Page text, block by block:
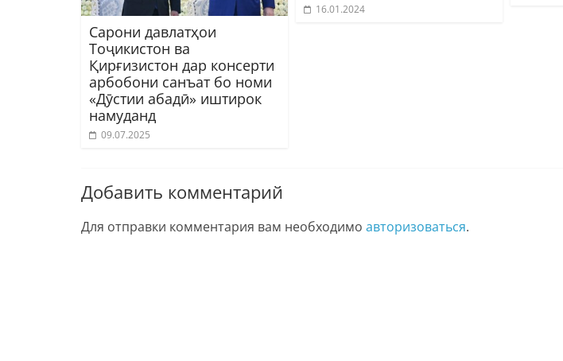
Сарони давлатҳои
Тоҷикистон ва
Қирғизистон дар консерти
арбобони санъат бо номи
«Дӯстии абадӣ» иштирок
намуданд
09.07.2025
16.01.2024
Добавить комментарий
Для отправки комментария вам необходимо авторизоваться.